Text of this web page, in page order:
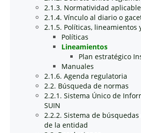
2.1.3. Normatividad aplicable
2.1.4. Vínculo al diario o
2.1.5. Políticas, lineamientos
Políticas
Lineamientos
Plan estratégico
Manuales
2.1.6. Agenda regulatoria
2.2. Búsqueda de normas
2.2.1. Sistema Único de
SUIN
2.2.2. Sistema de
de la entidad